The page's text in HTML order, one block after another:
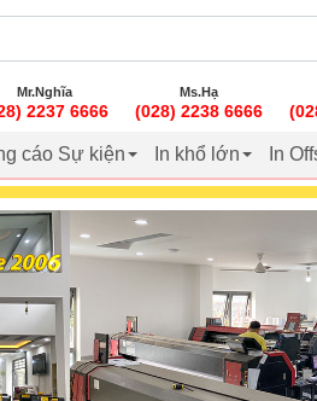
Mr.Nghĩa
2237 6666
Ms.Hạ
(028) 2238 6666
cáo Sự kiện In khổ lớn In